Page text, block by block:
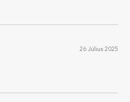
26 Július 2025